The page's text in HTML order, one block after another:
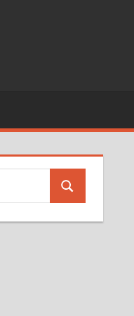
Buscar